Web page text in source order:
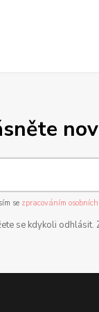
se zpracováním
se kdykoli odhlásit.